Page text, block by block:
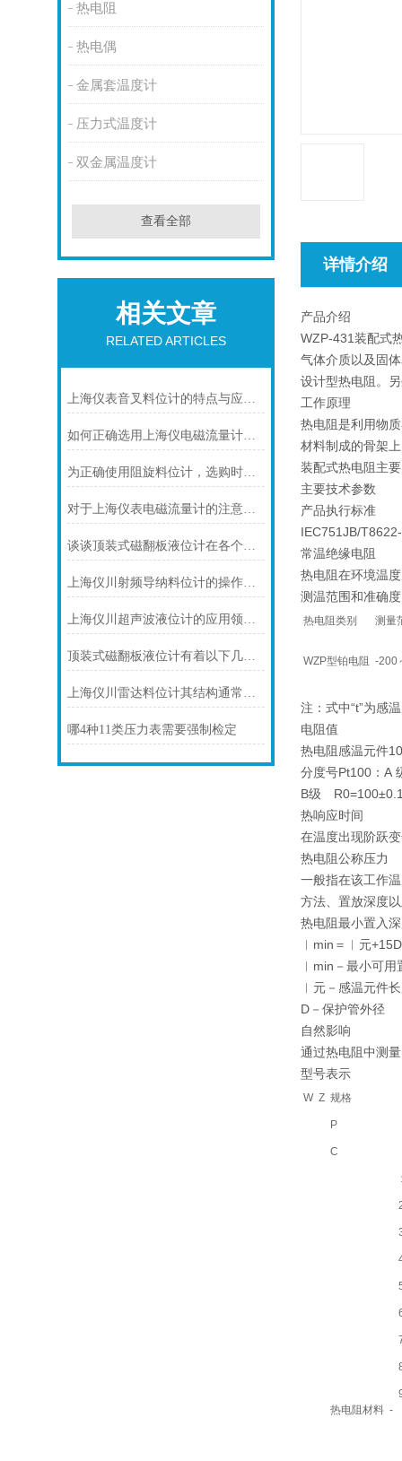
热电阻
热电偶
金属套温度计
压力式温度计
双金属温度计
查看全部
相关文章
RELATED ARTICLES
上海仪表音叉料位计的特点与应用的解析
如何正确选用上海仪电磁流量计内衬材料
为正确使用阻旋料位计，选购时应注意以下几点
对于上海仪表电磁流量计的注意事项，你可知晓！
谈谈顶装式磁翻板液位计在各个方面的注意事项
上海仪川射频导纳料位计的操作小技巧
上海仪川超声波液位计的应用领域与性能特点
顶装式磁翻板液位计有着以下几大技术特点
上海仪川雷达料位计其结构通常由以下部分组成
哪4种11类压力表需要强制检定
详情介绍
产品介绍
WZP-431装配式
气体介质以及固
设计型热电阻。
工作原理
热电阻是利用物
材料制成的骨架
装配式热电阻主
主要技术参数
产品执行标准
IEC751JB/
常温绝缘电阻
热电阻在环境温
测温范围和准确度
热电阻类别 测量
WZP型铂电阻 -200
注：式中“t”为感
电阻值
热电阻感温元件
分度号Pt100：
B级
热响应时间
在温度出现阶跃
热电阻公称压力
一般指在该工作
方法、置放深度
热电阻最小置入
︱min＝︱元+15D
︱min－最小可用
︱元－感温元件
D－保护管外径
自然影响
通过热电阻中测
型号表示
W Z 规格
P
C
热电阻材料 -